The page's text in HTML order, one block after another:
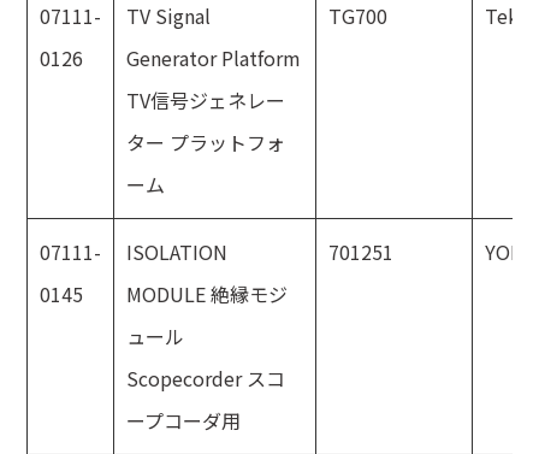
07111-
0126
TV Signal
Generator Platform
TV信号ジェネレー
ター プラットフォ
ーム
TG700
07111-
0145
ISOLATION
MODULE 絶縁モジ
ュール
Scopecorder スコ
ープコーダ用
701251